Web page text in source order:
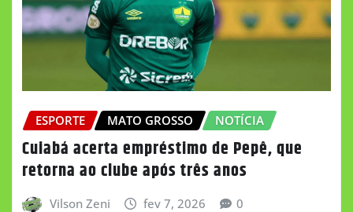
ESPORTE MATO GROSSO NOTÍCIA
Cuiabá acerta empréstimo de Pepê, que
retorna ao clube após três anos
Vilson Zeni fev 7, 2026 0